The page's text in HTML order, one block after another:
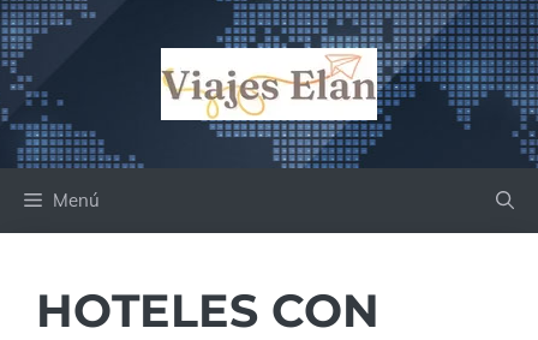
Saltar
al
contenido
Menú
HOTELES CON